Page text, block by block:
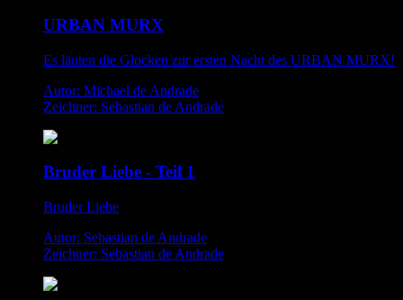
URBAN MURX
Es läuten die Glocken zur ersten Nacht des URBAN MURX!
Autor: Michael de Andrade
Zeichner: Sebastian de Andrade
Bruder Liebe - Teil 1
Bruder Liebe
Autor: Sebastian de Andrade
Zeichner: Sebastian de Andrade